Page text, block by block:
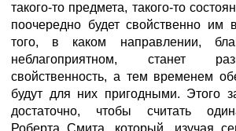
такого-то предмета, такого-то
поочередно будет свойственно им
того, в каком направлении,
неблагоприятном, станет
свойственность, а тем временем
будут для них пригодными. Этого
достаточно, чтобы считать
Роберта Смита, который, изучая